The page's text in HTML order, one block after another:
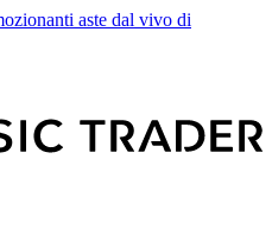
aste dal vivo di